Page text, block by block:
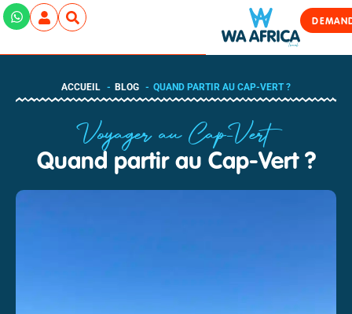
ACCUEIL BLOG QUAND PARTIR AU CAP-VERT ?
Voyager au Cap-Vert
Quand partir au Cap-Vert ?